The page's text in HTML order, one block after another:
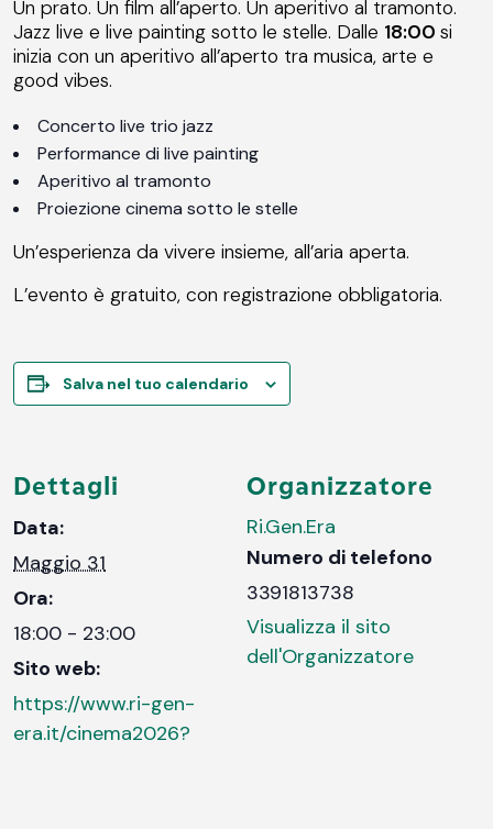
Un prato. Un film all’aperto. Un aperitivo al tramonto.
Jazz live e live painting sotto le stelle. Dalle 18:00 si
inizia con un aperitivo all’aperto tra musica, arte e
good vibes.
Concerto live trio jazz
Performance di live painting
Aperitivo al tramonto
Proiezione cinema sotto le stelle
Un’esperienza da vivere insieme, all’aria aperta.
L’evento è gratuito, con registrazione obbligatoria.
Salva nel tuo calendario
Dettagli
Data:
Maggio 31
Ora:
18:00 - 23:00
Sito web:
https://www.ri-gen-
era.it/cinema2026?
Organizzatore
Ri.Gen.Era
Numero di telefono
3391813738
Visualizza il sito
dell'Organizzatore